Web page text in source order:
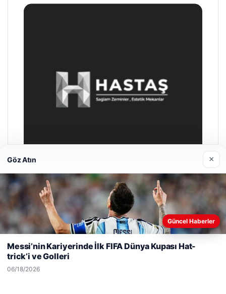
Prenses Night Club
04/29/2026
Web sitemizi nasıl kullandığınızı daha iyi anlayabilmek,
kullanıyoruz.Çerez Politikamız
Göz Atın ×
Güncel Haberler
Messi’nin Kariyerinde İlk FIFA Dünya Kupası Hat-
trick’i ve Golleri
06/18/2026